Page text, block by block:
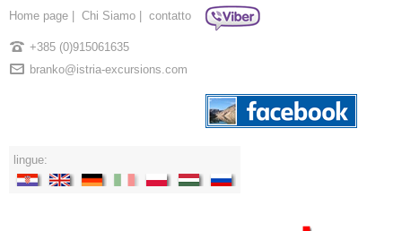
Home page Chi Siamo contatto
+385 (0)915061635
branko@istria-excursions.com
lingue: